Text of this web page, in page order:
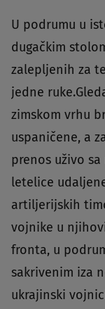
U podrumu u
dugačkim
zalepljenih za
jedne
zimskom vrhu
uspaničene, a
prenos uživo
letelice
artiljerijskih
vojnike u
fronta, u
sakrivenim iza
ukrajinski